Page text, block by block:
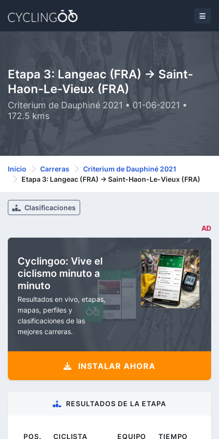
Etapa 3: Langeac (FRA) -> Saint-
Haon-Le-Vieux (FRA)
Criterium de Dauphiné 2021 • 01-06-2021 •
172.5 kms
Inicio Carreras
Criterium de Dauphiné 2021
Etapa 3: Langeac (FRA) -> Saint-Haon-Le-Vieux (FRA)
Clasificaciones
AD
Cyclingoo: Vive el
ciclismo minuto a
minuto
Resultados en vivo, etapas,
mapas, perfiles y
clasificaciones de las
mejores carreras.
INSTALAR AHORA
RESULTADOS DE LA ETAPA
POS. CICLISTA EQUIPO TIEMPO